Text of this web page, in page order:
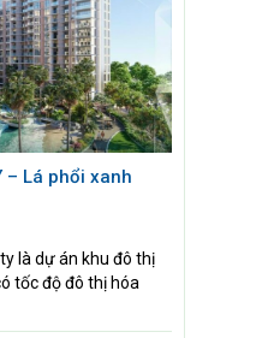
– Lá phổi xanh
là dự án khu đô thị
tốc độ đô thị hóa